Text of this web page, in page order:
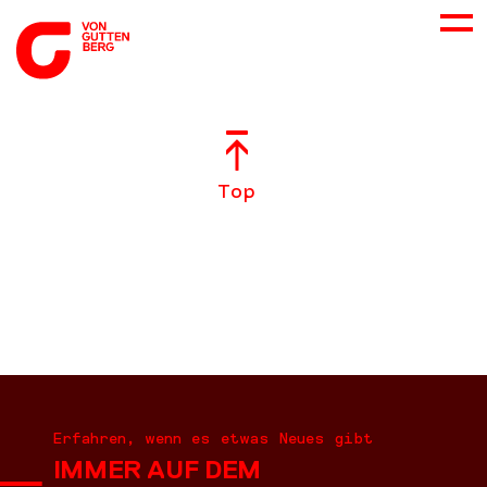
Top
Erfahren, wenn es etwas Neues gibt
IMMER AUF DEM